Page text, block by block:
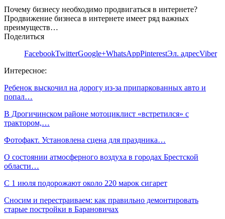
Почему бизнесу необходимо продвигаться в интернете?
Продвижение бизнеса в интернете имеет ряд важных
преимуществ…
Поделиться
FacebookTwitterGoogle+WhatsAppPinterestЭл. адресViber
Интересное:
Ребенок выскочил на дорогу из-за припаркованных авто и
попал…
В Дрогичинском районе мотоциклист «встретился» с
трактором,…
Фотофакт. Установлена сцена для праздника…
О состоянии атмосферного воздуха в городах Брестской
области…
С 1 июля подорожают около 220 марок сигарет
Сносим и перестраиваем: как правильно демонтировать
старые постройки в Барановичах